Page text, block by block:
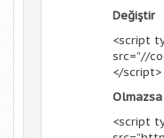
Değiştir
<script
src=”//
</script>
<script